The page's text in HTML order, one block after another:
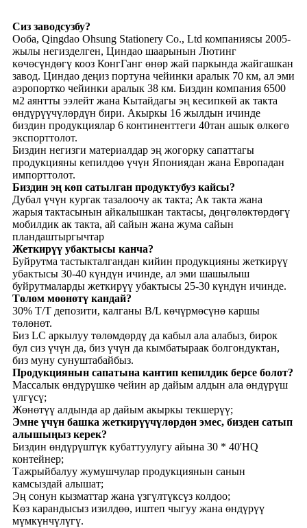
Сиз заводсузбу?
Ооба, Qingdao Ohsung Stationery Co., Ltd компаниясы 2005-
жылы негизделген, Циндао шаарынын Лютинг
көчөсүндөгү кооз КонгГанг өнөр жай паркында жайгашкан
завод. Циндао деңиз портуна чейинки аралык 70 км, ал эми
аэропортко чейинки аралык 38 км. Биздин компания 6500
м2 аянтты ээлейт жана Кытайдагы эң кесипкөй ак такта
өндүрүүчүлөрдүн бири. Акыркы 16 жылдын ичинде
биздин продукциялар 6 континенттеги 40тан ашык өлкөгө
экспорттолот.
Биздин негизги материалдар эң жогорку сапаттагы
продукцияны кепилдөө үчүн Япониядан жана Европадан
импорттолот.
Биздин эң көп сатылган продуктубуз кайсы?
Дубал үчүн кургак тазалоочу ак такта; Ак такта жана
жарыя тактасынын айкалышкан тактасы, дөңгөлөктөрдөгү
мобилдик ак такта, ай сайын жана жума сайын
пландаштыргычтар
Жеткирүү убактысы канча?
Буйрутма тастыкталгандан кийин продукцияны жеткирүү
убактысы 30-40 күндүн ичинде, ал эми шашылыш
буйрутмаларды жеткирүү убактысы 25-30 күндүн ичинде.
Төлөм мөөнөтү кандай?
30% T/T депозити, калганы B/L көчүрмөсүнө каршы
төлөнөт.
Биз LC аркылуу төлөмдөрдү да кабыл ала алабыз, бирок
бул сиз үчүн да, биз үчүн да кымбатыраак болгондуктан,
биз муну сунуштабайбыз.
Продукциянын сапатына кантип кепилдик берсе болот?
Массалык өндүрүшкө чейин ар дайым алдын ала өндүрүш
үлгүсү;
Жөнөтүү алдында ар дайым акыркы текшерүү;
Эмне үчүн башка жеткирүүчүлөрдөн эмес, бизден сатып
алышыңыз керек?
Биздин өндүрүштүк кубаттуулугу айына 30 * 40'HQ
контейнер;
Тажрыйбалуу жумушчулар продукциянын санын
камсыздай алышат;
Эң сонун кызматтар жана үзгүлтүксүз колдоо;
Көз карандысыз изилдөө, иштеп чыгуу жана өндүрүү
мүмкүнчүлүгү.